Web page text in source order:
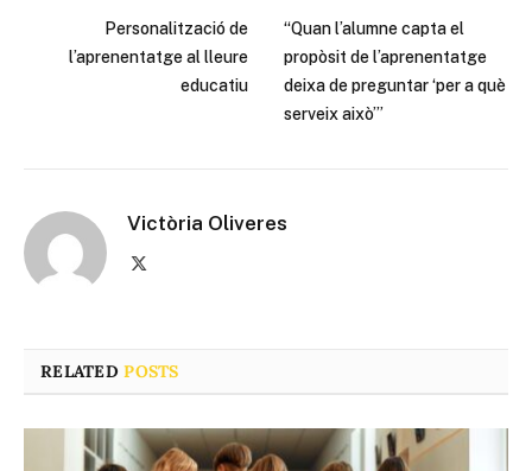
Personalització de
l’aprenentatge al lleure
educatiu
“Quan l’alumne capta el
propòsit de l’aprenentatge
deixa de preguntar ‘per a què
serveix això’”
Victòria Oliveres
RELATEDPOSTS